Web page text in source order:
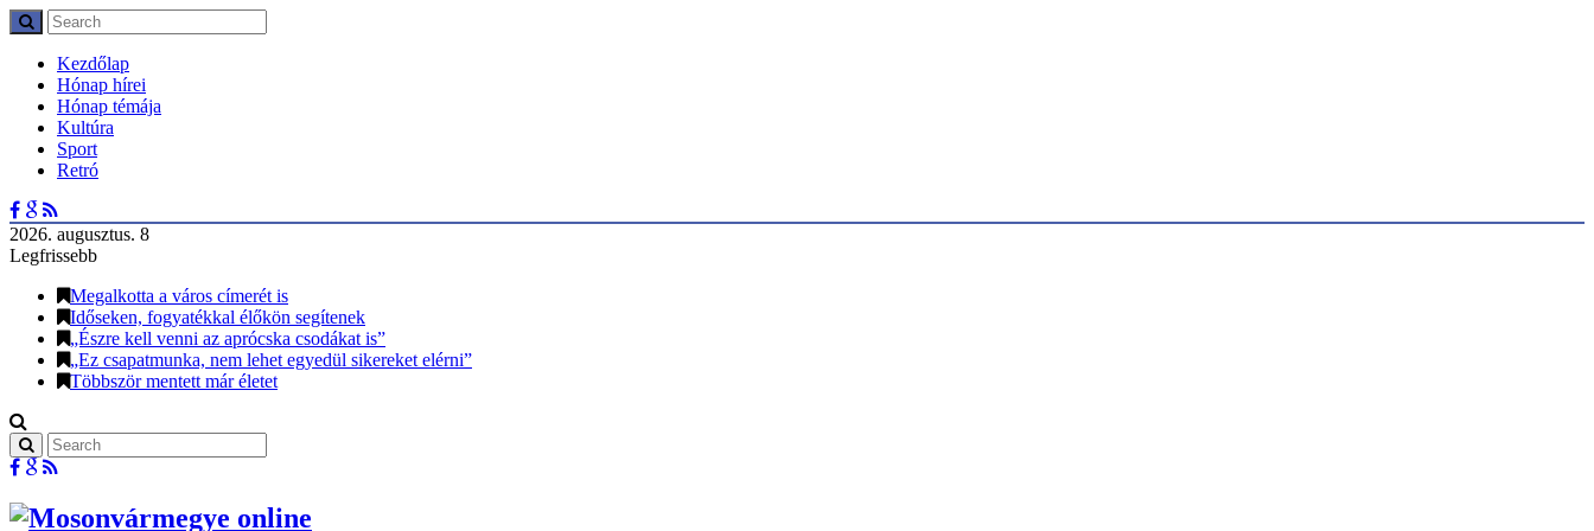
Kezdőlap
Hónap hírei
Hónap témája
Kultúra
Sport
Retró
2026. augusztus. 8
Legfrissebb
Megalkotta a város címerét is
Időseken, fogyatékkal élőkön segítenek
„Észre kell venni az aprócska csodákat is”
„Ez csapatmunka, nem lehet egyedül sikereket elérni”
Többször mentett már életet